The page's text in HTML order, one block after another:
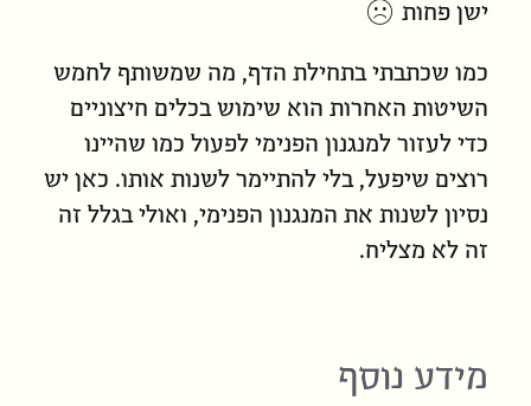
ישן פחות ☹
כמו שכתבתי בתחילת הדף, מה שמשותף לחמש
השיטות האחרות הוא שימוש בכלים חיצוניים
כדי לעזור למנגנון הפנימי לפעול כמו שהיינו
רוצים שיפעל, בלי להתיימר לשנות אותו. כאן יש
נסיון לשנות את המנגנון הפנימי, ואולי בגלל זה
זה לא מצליח.
מידע נוסף